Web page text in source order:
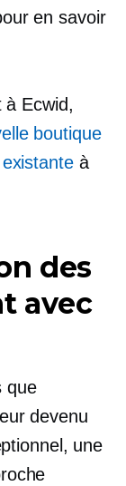
en savoir
à Ecwid,
boutique
à
des
avec
que
devenu
une